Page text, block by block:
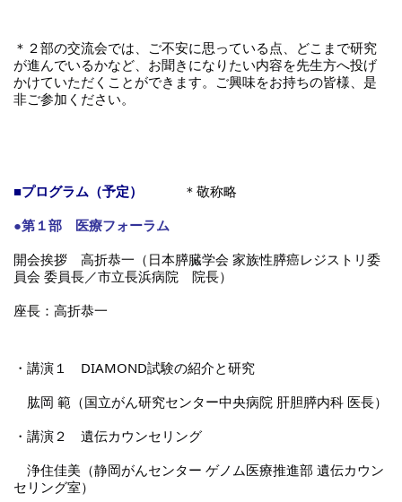
＊２部の交流会では、ご不安に思っている点、どこまで研究
が進んでいるかなど、お聞きになりたい内容を先生方へ投げ
かけていただくことができます。ご興味をお持ちの皆様、是
非ご参加ください。
■プログラム（予定）
＊敬称略
●第１部　医療フォーラム
開会挨拶　高折恭一（日本膵臓学会 家族性膵癌レジストリ委
員会 委員長／市立長浜病院　院長）
座長：高折恭一
・講演１　DIAMOND試験の紹介と研究
肱岡 範（国立がん研究センター中央病院 肝胆膵内科 医長）
・講演２　遺伝カウンセリング
浄住佳美（静岡がんセンター ゲノム医療推進部 遺伝カウン
セリング室）